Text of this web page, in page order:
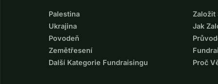
Palestina
Ukrajina
Povodeň
Zemětřesení
Další Kategorie Fundraisingu
Založit
Jak
Proč